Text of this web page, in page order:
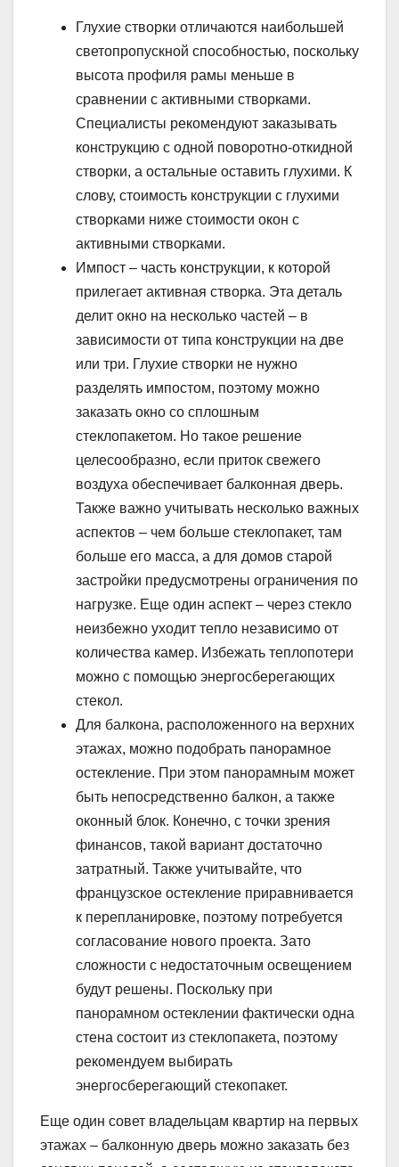
Глухие створки отличаются наибольшей
светопропускной способностью, поскольку
высота профиля рамы меньше в
сравнении с активными створками.
Специалисты рекомендуют заказывать
конструкцию с одной поворотно-откидной
створки, а остальные оставить глухими. К
слову, стоимость конструкции с глухими
створками ниже стоимости окон с
активными створками.
Импост – часть конструкции, к которой
прилегает активная створка. Эта деталь
делит окно на несколько частей – в
зависимости от типа конструкции на две
или три. Глухие створки не нужно
разделять импостом, поэтому можно
заказать окно со сплошным
стеклопакетом. Но такое решение
целесообразно, если приток свежего
воздуха обеспечивает балконная дверь.
Также важно учитывать несколько важных
аспектов – чем больше стеклопакет, там
больше его масса, а для домов старой
застройки предусмотрены ограничения по
нагрузке. Еще один аспект – через стекло
неизбежно уходит тепло независимо от
количества камер. Избежать теплопотери
можно с помощью энергосберегающих
стекол.
Для балкона, расположенного на верхних
этажах, можно подобрать панорамное
остекление. При этом панорамным может
быть непосредственно балкон, а также
оконный блок. Конечно, с точки зрения
финансов, такой вариант достаточно
затратный. Также учитывайте, что
французское остекление приравнивается
к перепланировке, поэтому потребуется
согласование нового проекта. Зато
сложности с недостаточным освещением
будут решены. Поскольку при
панорамном остеклении фактически одна
стена состоит из стеклопакета, поэтому
рекомендуем выбирать
энергосберегающий стекопакет.
Еще один совет владельцам квартир на первых
этажах – балконную дверь можно заказать без